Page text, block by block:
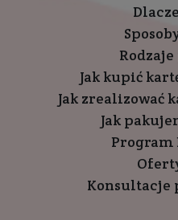
Jak kupić
Jak zrealizować
Jak
Program
Konsultacje